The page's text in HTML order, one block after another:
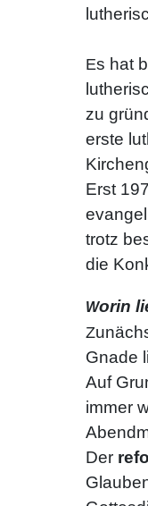
Es hat
zu
erste
Erst
trotz
die
Worin
Z
Gnade
Auf
immer
Der